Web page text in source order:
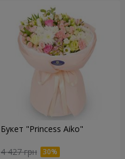
Букет "Princess Aiko"
4 427 грн